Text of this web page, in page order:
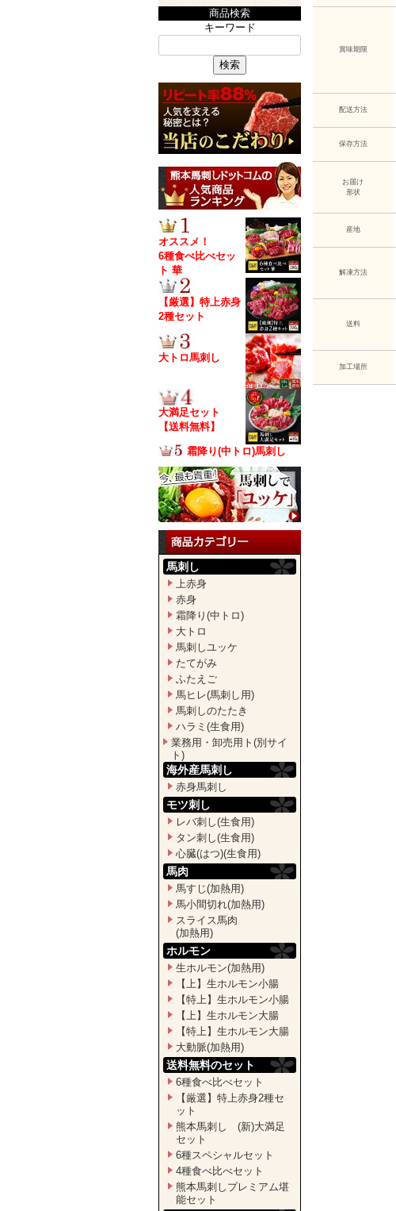
商品検索
キーワード
検索
オススメ！
6種食べ比べセッ
ト 華
【厳選】特上赤身
2種セット
大トロ馬刺し
大満足セット
【送料無料】
霜降り(中トロ)馬刺し
馬刺し
上赤身
赤身
霜降り(中トロ)
大トロ
馬刺しユッケ
たてがみ
ふたえご
馬ヒレ(馬刺し用)
馬刺しのたたき
ハラミ(生食用)
業務用・卸売用ト(別サイ
ト)
海外産馬刺し
赤身馬刺し
モツ刺し
レバ刺し(生食用)
タン刺し(生食用)
心臓(はつ)(生食用)
馬肉
馬すじ(加熱用)
馬小間切れ(加熱用)
スライス馬肉
(加熱用)
ホルモン
生ホルモン(加熱用)
【上】生ホルモン小腸
【特上】生ホルモン小腸
【上】生ホルモン大腸
【特上】生ホルモン大腸
大動脈(加熱用)
送料無料のセット
6種食べ比べセット
【厳選】特上赤身2種セ
ット
熊本馬刺し (新)大満足
セット
6種スペシャルセット
4種食べ比べセット
熊本馬刺しプレミアム堪
能セット
賞味期限
配送方法
保存方法
お届け
形状
産地
解凍方法
送料
加工場所